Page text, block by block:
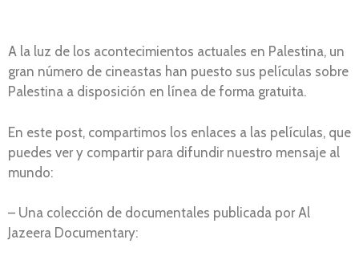
A la luz de los acontecimientos actuales en Palestina, un
gran número de cineastas han puesto sus películas sobre
Palestina a disposición en línea de forma gratuita.
En este post, compartimos los enlaces a las películas, que
puedes ver y compartir para difundir nuestro mensaje al
mundo:
– Una colección de documentales publicada por Al
Jazeera Documentary: